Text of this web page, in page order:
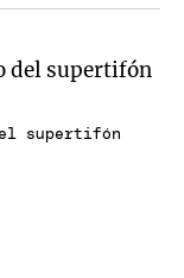
supertifón